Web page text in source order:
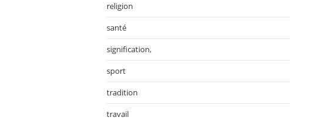
religion
santé
signification,
sport
tradition
travail